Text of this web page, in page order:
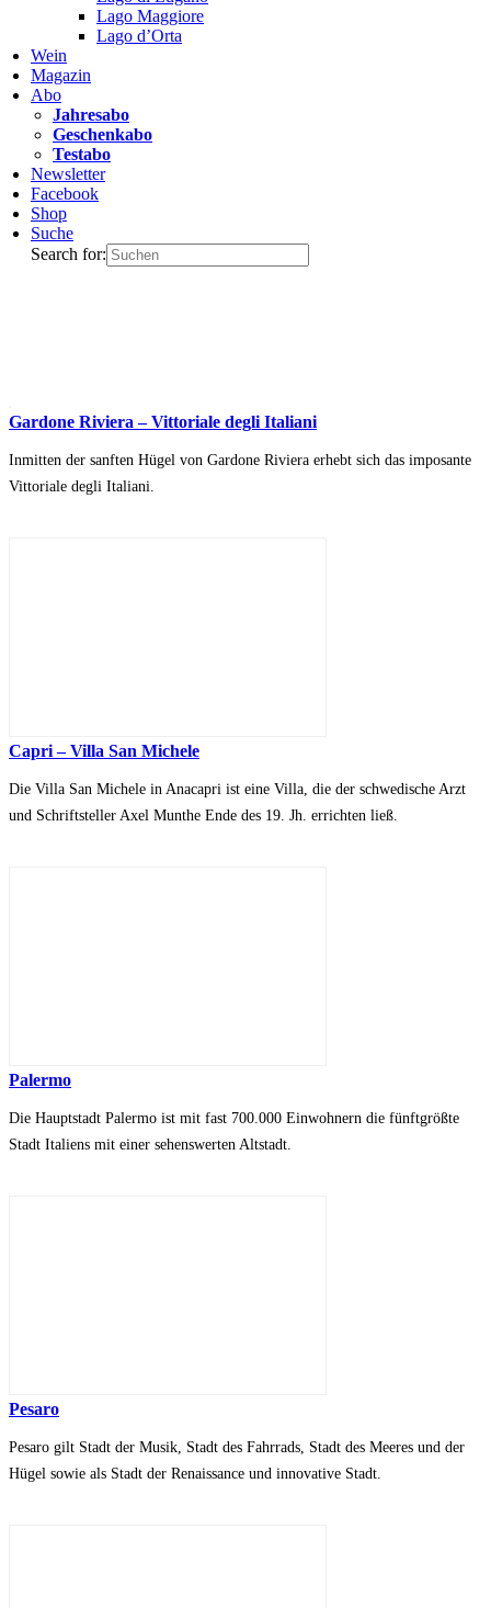
Lago Maggiore
Lago d’Orta
Wein
Magazin
Abo
Jahresabo
Geschenkabo
Testabo
Newsletter
Facebook
Shop
Suche
Search for:
Gardone Riviera – Vittoriale degli Italiani
Inmitten der sanften Hügel von Gardone Riviera erhebt sich das imposante
Vittoriale degli Italiani.
Capri – Villa San Michele
Die Villa San Michele in Anacapri ist eine Villa, die der schwedische Arzt
und Schriftsteller Axel Munthe Ende des 19. Jh. errichten ließ.
Palermo
Die Hauptstadt Palermo ist mit fast 700.000 Einwohnern die fünftgrößte
Stadt Italiens mit einer sehenswerten Altstadt.
Pesaro
Pesaro gilt Stadt der Musik, Stadt des Fahrrads, Stadt des Meeres und der
Hügel sowie als Stadt der Renaissance und innovative Stadt.